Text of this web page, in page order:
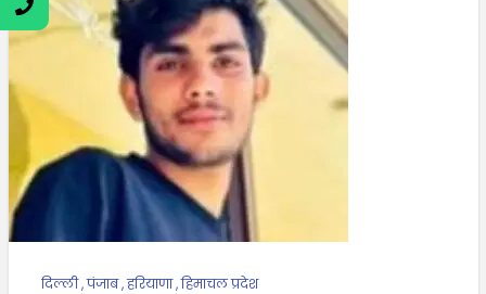
दिल्ली,पंजाब,हरियाणा,हिमाचल प्रदेश